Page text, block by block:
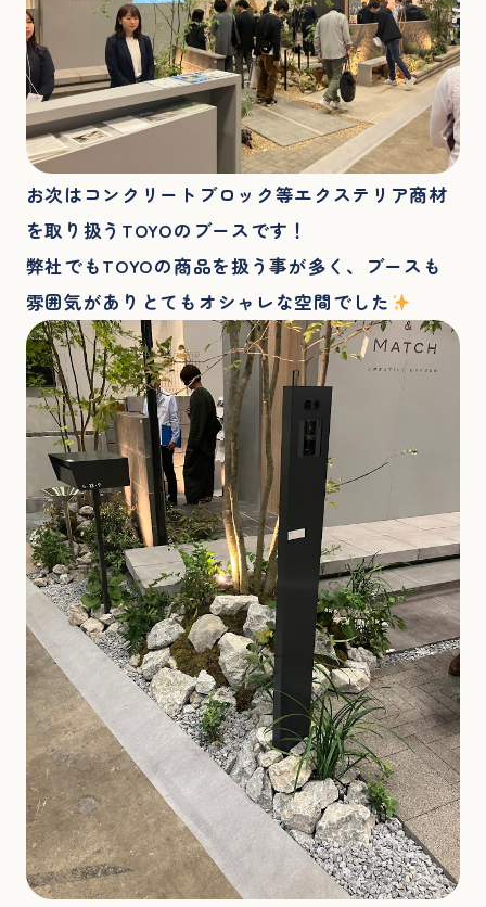
お次はコンクリートブロック等エクステリア商材
を取り扱うTOYOのブースです！
弊社でもTOYOの商品を扱う事が多く、ブースも
雰囲気がありとてもオシャレな空間でした